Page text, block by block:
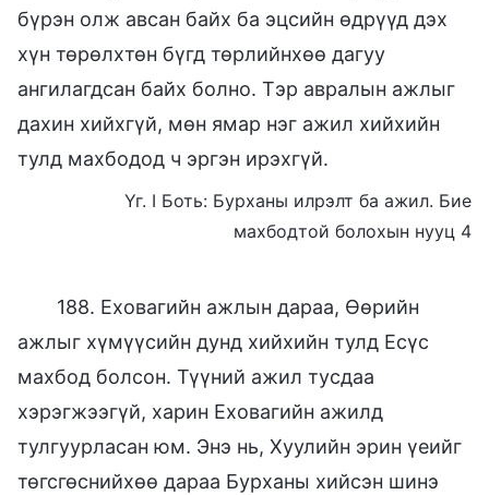
бүрэн олж авсан байх ба эцсийн өдрүүд дэх
хүн төрөлхтөн бүгд төрлийнхөө дагуу
ангилагдсан байх болно. Тэр авралын ажлыг
дахин хийхгүй, мөн ямар нэг ажил хийхийн
тулд махбодод ч эргэн ирэхгүй.
Үг. I Боть: Бурханы илрэлт ба ажил. Бие
махбодтой болохын нууц 4
188. Еховагийн ажлын дараа, Өөрийн
ажлыг хүмүүсийн дунд хийхийн тулд Есүс
махбод болсон. Түүний ажил тусдаа
хэрэгжээгүй, харин Еховагийн ажилд
тулгуурласан юм. Энэ нь, Хуулийн эрин үеийг
төгсгөснийхөө дараа Бурханы хийсэн шинэ